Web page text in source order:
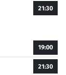
21:30
19:00
21:30